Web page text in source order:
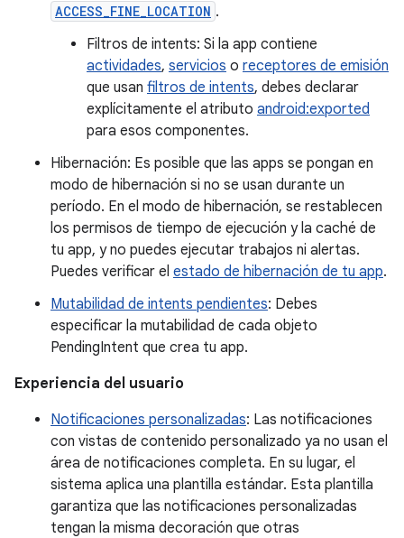
ACCESS_FINE_LOCATION .
Filtros de intents: Si la app contiene
actividades, servicios o receptores de emisión
que usan filtros de intents, debes declarar
explícitamente el atributo android:exported
para esos componentes.
Hibernación: Es posible que las apps se pongan en
modo de hibernación si no se usan durante un
período. En el modo de hibernación, se restablecen
los permisos de tiempo de ejecución y la caché de
tu app, y no puedes ejecutar trabajos ni alertas.
Puedes verificar el estado de hibernación de tu app.
Mutabilidad de intents pendientes: Debes
especificar la mutabilidad de cada objeto
PendingIntent que crea tu app.
Experiencia del usuario
Notificaciones personalizadas: Las notificaciones
con vistas de contenido personalizado ya no usan el
área de notificaciones completa. En su lugar, el
sistema aplica una plantilla estándar. Esta plantilla
garantiza que las notificaciones personalizadas
tengan la misma decoración que otras